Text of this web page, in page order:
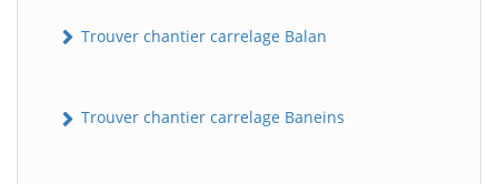
Trouver chantier carrelage Balan
Trouver chantier carrelage Baneins